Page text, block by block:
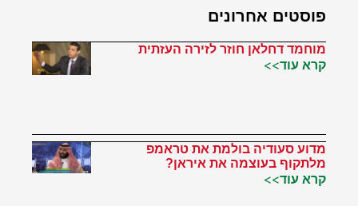
פוסטים אחרונים
מוחמד דחלאן חוזר לזירה העזתית
קרא עוד>>
מדוע סעודיה בולמת את טראמפ
מלתקוף בעוצמה את איראן?
קרא עוד>>